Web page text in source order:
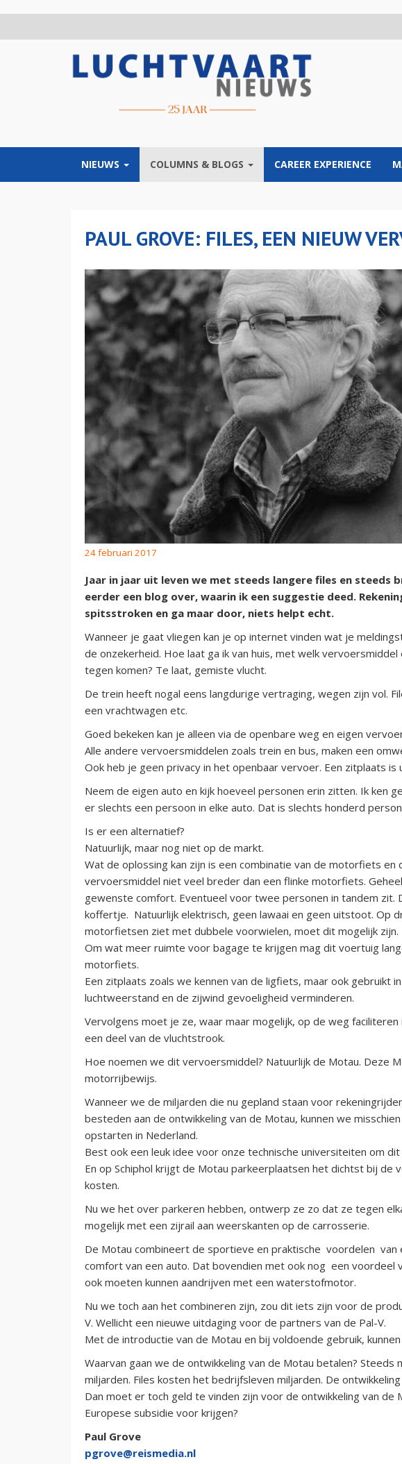
NIEUWS COLUMNS & BLOGS CAREER EXPERIENCE
PAUL GROVE: FILES, EEN NIEUW
24 februari 2017
Jaar in jaar uit leven we met steeds langere files en steeds
eerder een blog over, waarin ik een suggestie deed.
spitsstroken en ga maar door, niets helpt echt.
Wanneer je gaat vliegen kan je op internet vinden wat je
de onzekerheid. Hoe laat ga ik van huis, met welk
tegen komen? Te laat, gemiste vlucht.
De trein heeft nogal eens langdurige vertraging, wegen zijn vol.
een vrachtwagen etc.
Goed bekeken kan je alleen via de openbare weg en eigen
Alle andere vervoersmiddelen zoals trein en bus, maken een
Ook heb je geen privacy in het openbaar vervoer. Een zitplaats is
Neem de eigen auto en kijk hoeveel personen erin zitten. Ik ken
er slechts een persoon in elke auto. Dat is slechts honderd
Is er een alternatief?
Natuurlijk, maar nog niet op de markt.
Wat de oplossing kan zijn is een combinatie van de motorfiets en
vervoersmiddel niet veel breder dan een flinke motorfiets.
gewenste comfort. Eventueel voor twee personen in tandem zit.
koffertje. Natuurlijk elektrisch, geen lawaai en geen uitstoot. Op
motorfietsen ziet met dubbele voorwielen, moet dit mogelijk zijn.
Om wat meer ruimte voor bagage te krijgen mag dit voertuig
motorfiets.
Een zitplaats zoals we kennen van de ligfiets, maar ook gebruikt
luchtweerstand en de zijwind gevoeligheid verminderen.
Vervolgens moet je ze, waar maar mogelijk, op de weg
een deel van de vluchtstrook.
Hoe noemen we dit vervoersmiddel? Natuurlijk de Motau. Deze
motorrijbewijs.
Wanneer we de miljarden die nu gepland staan voor
besteden aan de ontwikkeling van de Motau, kunnen we
opstarten in Nederland.
Best ook een leuk idee voor onze technische universiteiten om
En op Schiphol krijgt de Motau parkeerplaatsen het dichtst bij de
kosten.
Nu we het over parkeren hebben, ontwerp ze zo dat ze tegen
mogelijk met een zijrail aan weerskanten op de carrosserie.
De Motau combineert de sportieve en praktische voordelen
comfort van een auto. Dat bovendien met ook nog een voordeel
ook moeten kunnen aandrijven met een waterstofmotor.
Nu we toch aan het combineren zijn, zou dit iets zijn voor de
V. Wellicht een nieuwe uitdaging voor de partners van de Pal-V.
Met de introductie van de Motau en bij voldoende gebruik,
Waarvan gaan we de ontwikkeling van de Motau betalen?
miljarden. Files kosten het bedrijfsleven miljarden. De
Dan moet er toch geld te vinden zijn voor de ontwikkeling van de
Europese subsidie voor krijgen?
Paul Grove
pgrove@reismedia.nl